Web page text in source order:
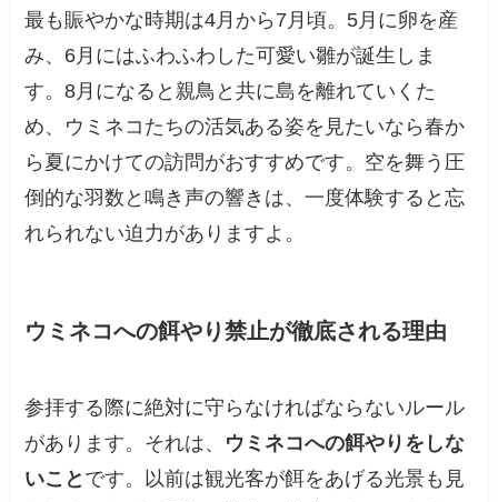
最も賑やかな時期は4月から7月頃。5月に卵を産
み、6月にはふわふわした可愛い雛が誕生しま
す。8月になると親鳥と共に島を離れていくた
め、ウミネコたちの活気ある姿を見たいなら春か
ら夏にかけての訪問がおすすめです。空を舞う圧
倒的な羽数と鳴き声の響きは、一度体験すると忘
れられない迫力がありますよ。
ウミネコへの餌やり禁止が徹底される理由
参拝する際に絶対に守らなければならないルール
があります。それは、 ウミネコへの餌やりをしな
いこと です。以前は観光客が餌をあげる光景も見